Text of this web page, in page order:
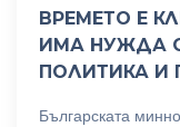
ВРЕМЕТО Е
ИМА НУЖДА
ПОЛИТИКА И
Българската